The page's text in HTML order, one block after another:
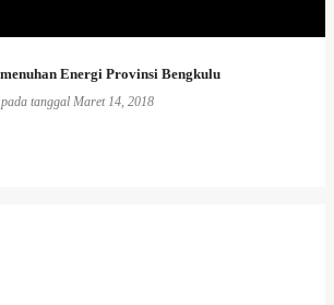
Energi Provinsi Bengkulu
pada tanggal Maret 14, 2018